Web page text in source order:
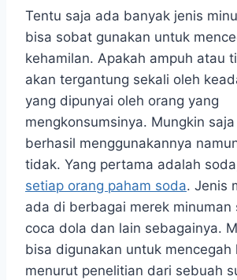
Tentu saja ada banyak jenis
bisa sobat gunakan untuk
kehamilan. Apakah ampuh atau
akan tergantung sekali oleh
yang dipunyai oleh orang yang
mengkonsumsinya. Mungkin
berhasil menggunakannya
tidak. Yang pertama adalah
setiap orang paham soda. Jenis
ada di berbagai merek minuman
coca dola dan lain sebagainya.
bisa digunakan untuk mencegah
menurut penelitian dari sebuah